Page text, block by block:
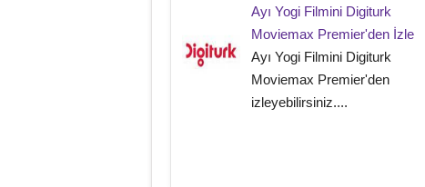
Ayı Yogi Filmini Digiturk
Moviemax Premier'den İzle
Ayı Yogi Filmini Digiturk
Moviemax Premier'den
izleyebilirsiniz....